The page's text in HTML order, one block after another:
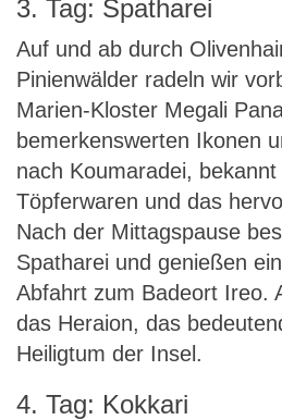
3. Tag: Spatharei
Auf und ab durch
Pinienwälder radeln wir
Marien-Kloster Megali
bemerkenswerten Ikonen
nach Koumaradei,
Töpferwaren und das
Nach der Mittagspause
Spatharei und genießen
Abfahrt zum Badeort Ireo.
das Heraion, das
Heiligtum der Insel.
4. Tag: Kokkari